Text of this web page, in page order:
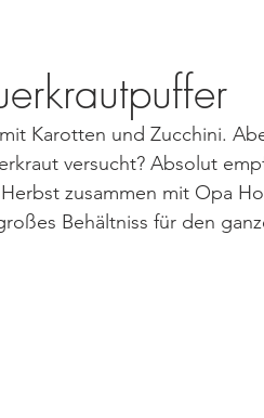
Nachtisch/Dessert
Getränke
Karotten und Zucchini.
versucht? Absolut
zusammen mit Opa
Behältniss für den